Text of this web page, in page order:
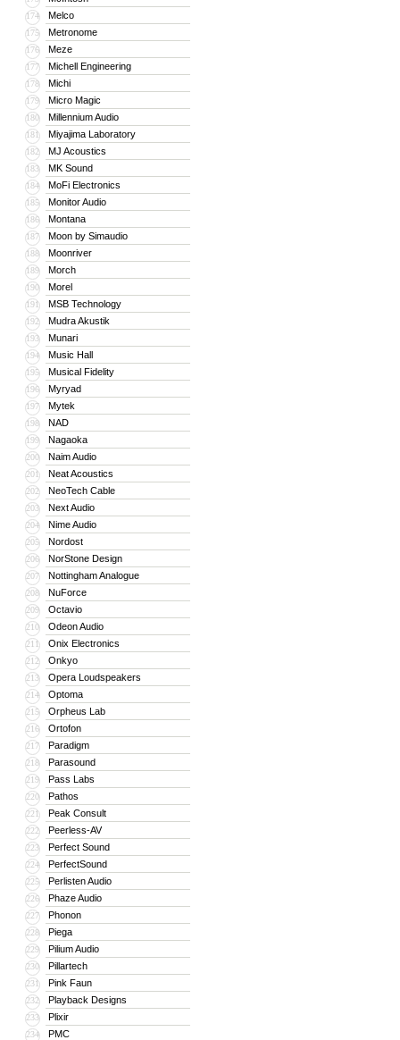
174 Melco
175 Metronome
176 Meze
177 Michell Engineering
178 Michi
179 Micro Magic
180 Millennium Audio
181 Miyajima Laboratory
182 MJ Acoustics
183 MK Sound
184 MoFi Electronics
185 Monitor Audio
186 Montana
187 Moon by Simaudio
188 Moonriver
189 Morch
190 Morel
191 MSB Technology
192 Mudra Akustik
193 Munari
194 Music Hall
195 Musical Fidelity
196 Myryad
197 Mytek
198 NAD
199 Nagaoka
200 Naim Audio
201 Neat Acoustics
202 NeoTech Cable
203 Next Audio
204 Nime Audio
205 Nordost
206 NorStone Design
207 Nottingham Analogue
208 NuForce
209 Octavio
210 Odeon Audio
211 Onix Electronics
212 Onkyo
213 Opera Loudspeakers
214 Optoma
215 Orpheus Lab
216 Ortofon
217 Paradigm
218 Parasound
219 Pass Labs
220 Pathos
221 Peak Consult
222 Peerless-AV
223 Perfect Sound
224 PerfectSound
225 Perlisten Audio
226 Phaze Audio
227 Phonon
228 Piega
229 Pilium Audio
230 Pillartech
231 Pink Faun
232 Playback Designs
233 Plixir
234 PMC